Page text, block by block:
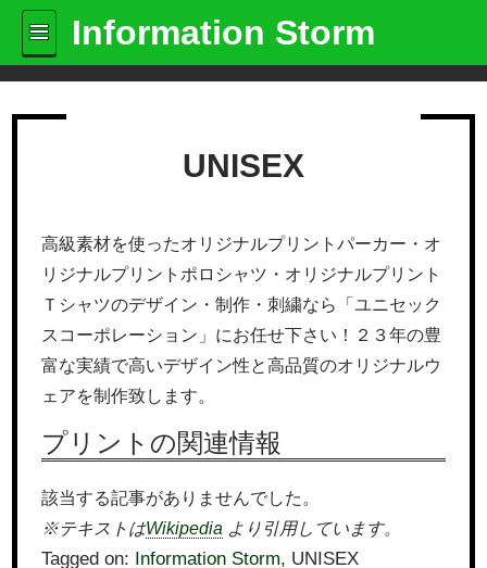
Information Storm
UNISEX
高級素材を使ったオリジナルプリントパーカー・オ
リジナルプリントポロシャツ・オリジナルプリント
Ｔシャツのデザイン・制作・刺繍なら「ユニセック
スコーポレーション」にお任せ下さい！２３年の豊
富な実績で高いデザイン性と高品質のオリジナルウ
ェアを制作致します。
プリントの関連情報
該当する記事がありませんでした。
※テキストはWikipedia より引用しています。
Tagged on: Information Storm, UNISEX